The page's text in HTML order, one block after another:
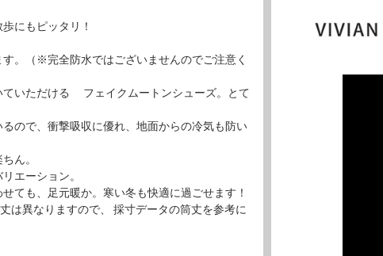
にもピッタリ！
。（※完全防水ではございませんのでご注意く
ていただける フェイクムートンシューズ。とて
ので、衝撃吸収に優れ、地面からの冷気も防い
ん。
エーション。
ても、足元暖か。寒い冬も快適に過ごせます！
は異なりますので、 採寸データの筒丈を参考に